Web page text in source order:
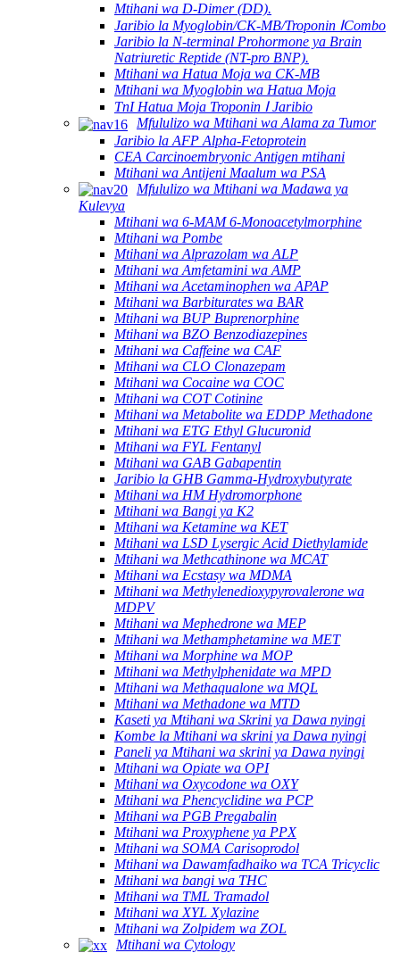
Mtihani wa D-Dimer (DD).
Jaribio la Myoglobin/CK-MB/Troponin ⅠCombo
Jaribio la N-terminal Prohormone ya Brain
Natriuretic Reptide (NT-pro BNP).
Mtihani wa Hatua Moja wa CK-MB
Mtihani wa Myoglobin wa Hatua Moja
TnI Hatua Moja Troponin Ⅰ Jaribio
Mfululizo wa Mtihani wa Alama za Tumor
Jaribio la AFP Alpha-Fetoprotein
CEA Carcinoembryonic Antigen mtihani
Mtihani wa Antijeni Maalum wa PSA
Mfululizo wa Mtihani wa Madawa ya
Kulevya
Mtihani wa 6-MAM 6-Monoacetylmorphine
Mtihani wa Pombe
Mtihani wa Alprazolam wa ALP
Mtihani wa Amfetamini wa AMP
Mtihani wa Acetaminophen wa APAP
Mtihani wa Barbiturates wa BAR
Mtihani wa BUP Buprenorphine
Mtihani wa BZO Benzodiazepines
Mtihani wa Caffeine wa CAF
Mtihani wa CLO Clonazepam
Mtihani wa Cocaine wa COC
Mtihani wa COT Cotinine
Mtihani wa Metabolite wa EDDP Methadone
Mtihani wa ETG Ethyl Glucuronid
Mtihani wa FYL Fentanyl
Mtihani wa GAB Gabapentin
Jaribio la GHB Gamma-Hydroxybutyrate
Mtihani wa HM Hydromorphone
Mtihani wa Bangi ya K2
Mtihani wa Ketamine wa KET
Mtihani wa LSD Lysergic Acid Diethylamide
Mtihani wa Methcathinone wa MCAT
Mtihani wa Ecstasy wa MDMA
Mtihani wa Methylenedioxypyrovalerone wa
MDPV
Mtihani wa Mephedrone wa MEP
Mtihani wa Methamphetamine wa MET
Mtihani wa Morphine wa MOP
Mtihani wa Methylphenidate wa MPD
Mtihani wa Methaqualone wa MQL
Mtihani wa Methadone wa MTD
Kaseti ya Mtihani wa Skrini ya Dawa nyingi
Kombe la Mtihani wa skrini ya Dawa nyingi
Paneli ya Mtihani wa skrini ya Dawa nyingi
Mtihani wa Opiate wa OPI
Mtihani wa Oxycodone wa OXY
Mtihani wa Phencyclidine wa PCP
Mtihani wa PGB Pregabalin
Mtihani wa Proxyphene ya PPX
Mtihani wa SOMA Carisoprodol
Mtihani wa Dawamfadhaiko wa TCA Tricyclic
Mtihani wa bangi wa THC
Mtihani wa TML Tramadol
Mtihani wa XYL Xylazine
Mtihani wa Zolpidem wa ZOL
Mtihani wa Cytology